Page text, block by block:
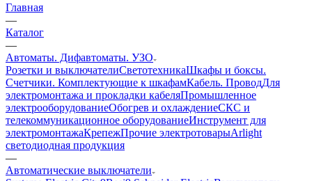
Главная
—
Каталог
—
Автоматы. Дифавтоматы. УЗО
Розетки и выключателиСветотехникаШкафы и боксы.
Счетчики. Комплектующие к шкафамКабель. ПроводДля
электромонтажа и прокладки кабеляПромышленное
электрооборудованиеОбогрев и охлаждениеСКС и
телекоммуникационное оборудованиеИнструмент для
электромонтажаКрепежПрочие электротоварыArlight
светодиодная продукция
—
Автоматические выключатели